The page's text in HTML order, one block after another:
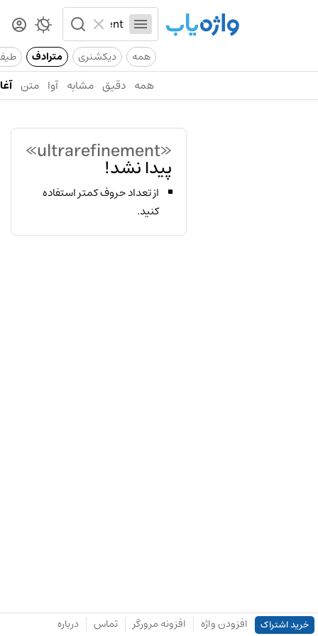
همه دیکشنری مترادف
همه دقیق مشابه آوا متن
«ultrarefinement»
پیدا نشد!
از تعداد حروف کمتر استفاده
کنید.
خرید اشتراک افزودن واژه افزونه مرورگر تماس درباره